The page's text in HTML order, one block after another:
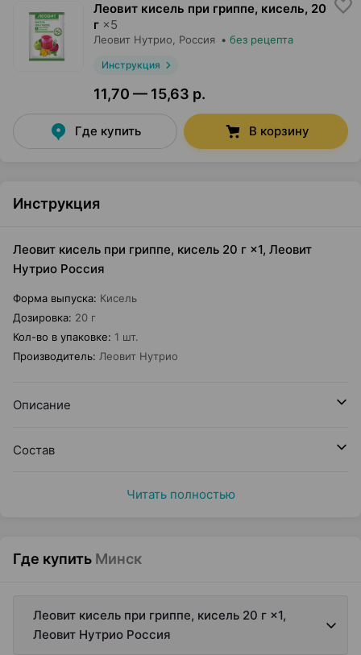
Леовит кисель при гриппе, кисель, 20
г ×5
Леовит Нутрио , Россия • без рецепта
Инструкция
11,70 — 15,63 р.
Где купить В корзину
Инструкция
Леовит кисель при гриппе, кисель 20 г ×1, Леовит
Нутрио Россия
Форма выпуска: Кисель
Дозировка: 20 г
Кол-во в упаковке: 1 шт.
Производитель: Леовит Нутрио
Описание
Состав
Читать полностью
Где купить Минск
Леовит кисель при гриппе, кисель 20 г ×1,
Леовит Нутрио Россия